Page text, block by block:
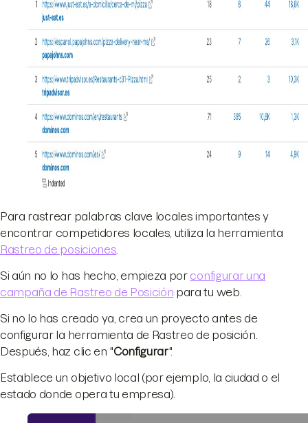
Para rastrear palabras clave locales importantes y
encontrar competidores locales, utiliza la herramienta
Rastreo de posiciones
Si aún no lo has hecho, empieza por configurar una
campaña de Rastreo de Posición para tu web.
Si no lo has creado ya, crea un proyecto antes de
configurar la herramienta de Rastreo de posición.
Después, haz clic en "Configurar".
Establece un objetivo local (por ejemplo, la ciudad o el
estado donde opera tu empresa).